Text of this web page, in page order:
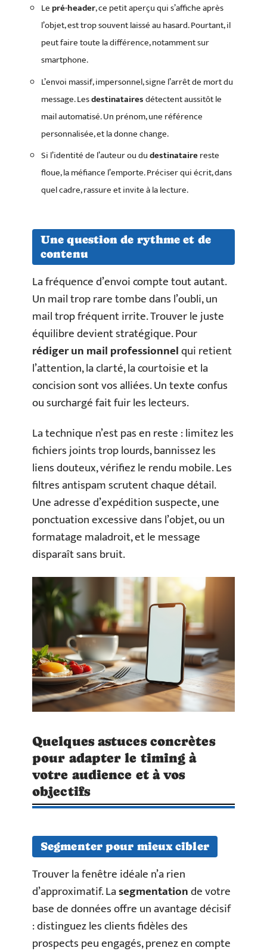
Lepré-header, ce petit aperçu qui s’affiche après
l’objet, est trop souvent laissé au hasard. Pourtant, il
peut faire toute la différence, notamment sur
smartphone.
L’envoi massif, impersonnel, signe l’arrêt de mort du
message. Lesdestinatairesdétectent aussitôt le
mail automatisé. Un prénom, une référence
personnalisée, et la donne change.
Si l’identité de l’auteur ou dudestinatairereste
floue, la méfiance l’emporte. Préciser qui écrit, dans
quel cadre, rassure et invite à la lecture.
Une question de rythme et de
contenu
La fréquence d’envoi compte tout autant.
Un mail trop rare tombe dans l’oubli, un
mail trop fréquent irrite. Trouver le juste
équilibre devient stratégique. Pour
rédiger un mail professionnelqui retient
l’attention, la clarté, la courtoisie et la
concision sont vos alliées. Un texte confus
ou surchargé fait fuir les lecteurs.
La technique n’est pas en reste : limitez les
fichiers joints trop lourds, bannissez les
liens douteux, vérifiez le rendu mobile. Les
filtres antispam scrutent chaque détail.
Une adresse d’expédition suspecte, une
ponctuation excessive dans l’objet, ou un
formatage maladroit, et le message
disparaît sans bruit.
Quelques astuces concrètes
pour adapter le timing à
votre audience et à vos
objectifs
Segmenter pour mieux cibler
Trouver la fenêtre idéale n’a rien
d’approximatif. Lasegmentationde votre
base de données offre un avantage décisif
: distinguez les clients fidèles des
prospects peu engagés, prenez en compte